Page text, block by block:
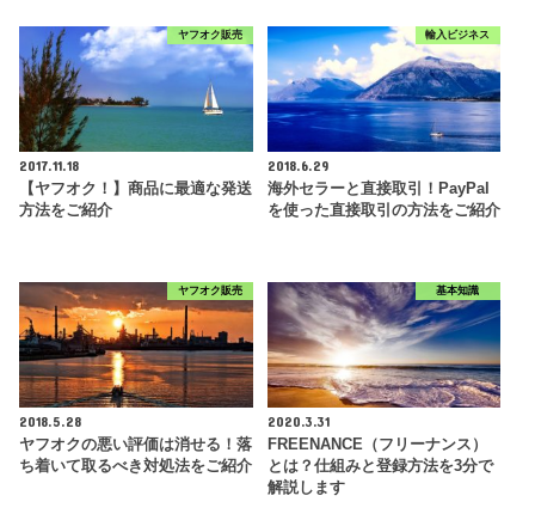
ヤフオク販売
2017.11.18
【ヤフオク！】商品に最適な発送
方法をご紹介
輸入ビジネス
2018.6.29
海外セラーと直接取引！PayPal
を使った直接取引の方法をご紹介
ヤフオク販売
2018.5.28
ヤフオクの悪い評価は消せる！落
ち着いて取るべき対処法をご紹介
基本知識
2020.3.31
FREENANCE（フリーナンス）
とは？仕組みと登録方法を3分で
解説します